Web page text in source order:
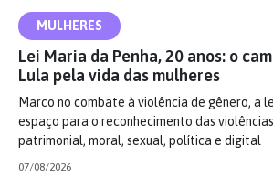
MULHERES
Lei Maria da Penha, 20 anos: o
Lula pela vida das mulheres
Marco no combate à violência de gênero, a
espaço para o reconhecimento das
patrimonial, moral, sexual, política e digital
07/08/2026